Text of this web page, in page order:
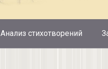
Анализ стихотворений